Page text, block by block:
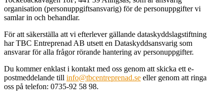
organisation (personuppgiftsansvarig) för de personuppgifter vi
samlar in och behandlar.
För att säkerställa att vi efterlever gällande dataskyddslagstiftning
har TBC Entreprenad AB utsett en Dataskyddsansvarig som
ansvarar för alla frågor rörande hantering av personuppgifter.
Du kommer enklast i kontakt med oss genom att skicka ett e-
postmeddelande till info@tbcentreprenad.se eller genom att ringa
oss på telefon: 0735-92 58 98.